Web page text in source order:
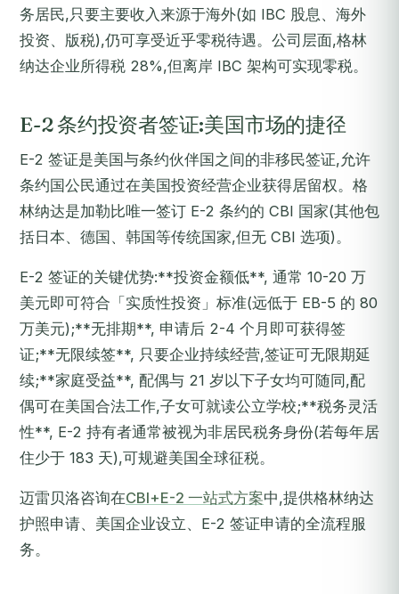
务居民,只要主要收入来源于海外(如 IBC 股息、海外
投资、版税),仍可享受近乎零税待遇。公司层面,格林
纳达企业所得税 28%,但离岸 IBC 架构可实现零税。
E-2 条约投资者签证:美国市场的捷径
E-2 签证是美国与条约伙伴国之间的非移民签证,允许
条约国公民通过在美国投资经营企业获得居留权。格
林纳达是加勒比唯一签订 E-2 条约的 CBI 国家(其他包
括日本、德国、韩国等传统国家,但无 CBI 选项)。
E-2 签证的关键优势:**投资金额低**, 通常 10-20 万
美元即可符合「实质性投资」标准(远低于 EB-5 的 80
万美元);**无排期**, 申请后 2-4 个月即可获得签
证;**无限续签**, 只要企业持续经营,签证可无限期延
续;**家庭受益**, 配偶与 21 岁以下子女均可随同,配
偶可在美国合法工作,子女可就读公立学校;**税务灵活
性**, E-2 持有者通常被视为非居民税务身份(若每年居
住少于 183 天),可规避美国全球征税。
迈雷贝洛咨询在CBI+E-2 一站式方案中,提供格林纳达
护照申请、美国企业设立、E-2 签证申请的全流程服
务。